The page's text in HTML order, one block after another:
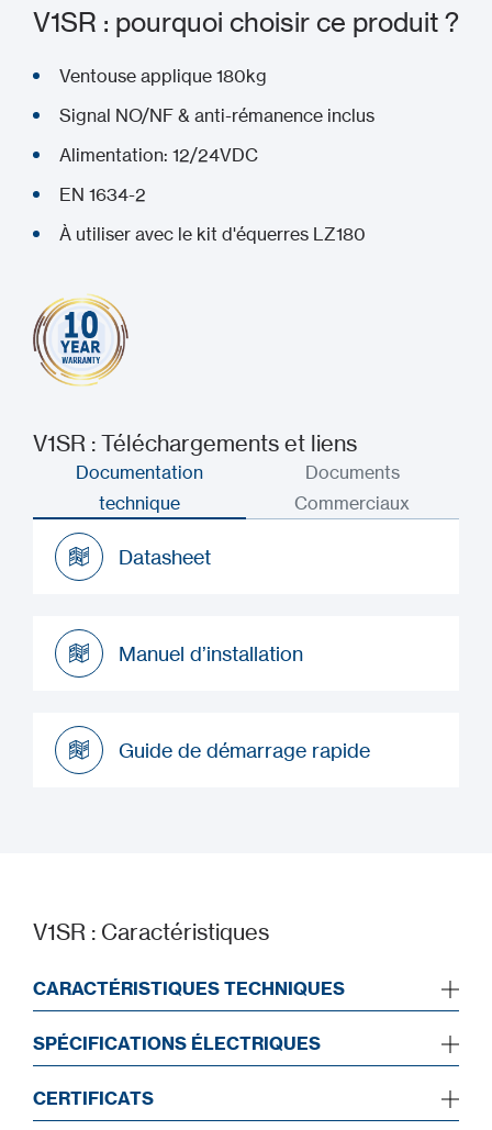
V1SR : pourquoi choisir ce produit ?
Ventouse applique 180kg
Signal NO/NF & anti-rémanence inclus
Alimentation: 12/24VDC
EN 1634-2
À utiliser avec le kit d'équerres LZ180
V1SR : Téléchargements et liens
Documentation
technique
Documents
Commerciaux
Datasheet
Manuel d’installation
Guide de démarrage rapide
V1SR : Caractéristiques
CARACTÉRISTIQUES TECHNIQUES
SPÉCIFICATIONS ÉLECTRIQUES
CERTIFICATS